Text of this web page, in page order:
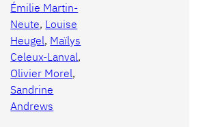
Émilie Martin-
Neute, Louise
Heugel, Maïlys
Celeux-Lanval
Olivier Morel
Sandrine
Andrews